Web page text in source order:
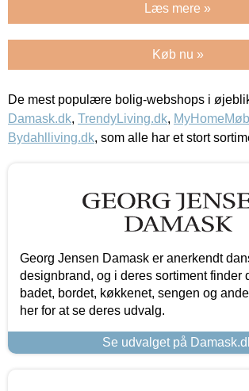
Læs mere »
Køb nu »
De mest populære bolig-webshops i
Damask.dk, TrendyLiving.dk,
Bydahlliving.dk, som alle har et stort
Georg Jensen Damask er anerkendt
designbrand, og i deres sortiment finder
badet, bordet, køkkenet, sengen og
her for at se deres udvalg.
Se udvalget på